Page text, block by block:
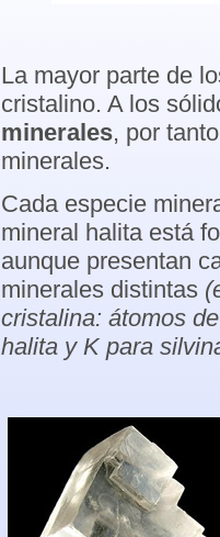
La mayor parte de
cristalino. A los
minerales, por
minerales.
Cada especie
mineral halita está
aunque presentan
minerales distintas
cristalina: átomos
halita y K para